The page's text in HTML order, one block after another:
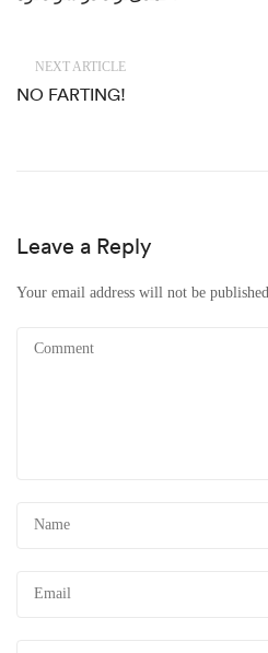
NEXT ARTICLE
NO FARTING!
Leave a Reply
Your email address will not be published.